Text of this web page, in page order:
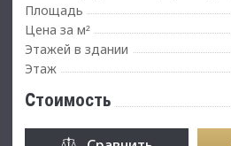
Площадь
Цена за м²
Этажей в здании
Этаж
Стоимость